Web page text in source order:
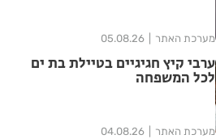
מערכת האתר 05.08.26
ערבי קיץ חגיגיים בטיילת בת ים
לכל המשפחה
מערכת האתר 04.08.26